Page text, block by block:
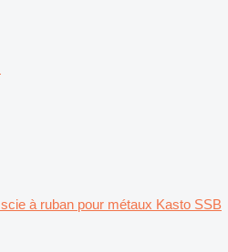
scie à ruban pour métaux Kasto SSB